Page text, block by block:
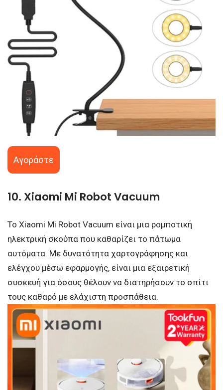
Αγοράστε
10. Xiaomi Mi Robot Vacuum
Το Xiaomi Mi Robot Vacuum είναι μια ρομποτική
ηλεκτρική σκούπα που καθαρίζει το πάτωμα
αυτόματα. Με δυνατότητα χαρτογράφησης και
ελέγχου μέσω εφαρμογής, είναι μια εξαιρετική
συσκευή για όσους θέλουν να διατηρήσουν το σπίτι
τους καθαρό με ελάχιστη προσπάθεια.